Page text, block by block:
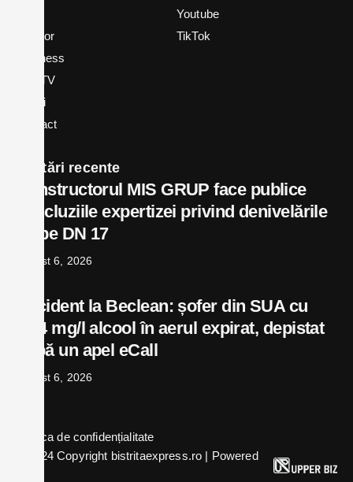
In vizor
Business
Bex TV
Opinii
Contact
Youtube
TikTok
Postări recente
Constructorul MIS GRUP face publice
concluziile expertizei privind denivelările
de pe DN 17
august 6, 2026
Accident la Beclean: șofer din SUA cu
0,74 mg/l alcool în aerul expirat, depistat
după un apel eCall
august 6, 2026
© 2024 Copyright bistritaexpress.ro | Powered
Politica de confidențialitate